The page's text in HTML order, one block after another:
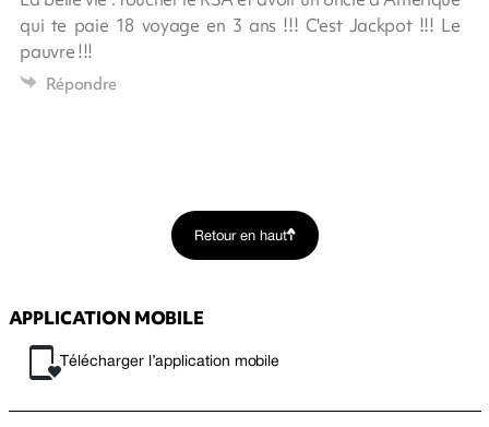
qui te paie 18 voyage en 3 ans !!! C'est Jackpot !!! Le
pauvre !!!
Répondre
Retour en haut
APPLICATION MOBILE
Télécharger l’application mobile